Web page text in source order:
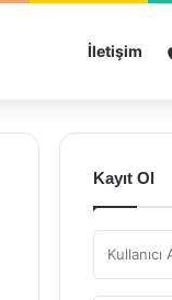
İletişim
Kayıt Ol